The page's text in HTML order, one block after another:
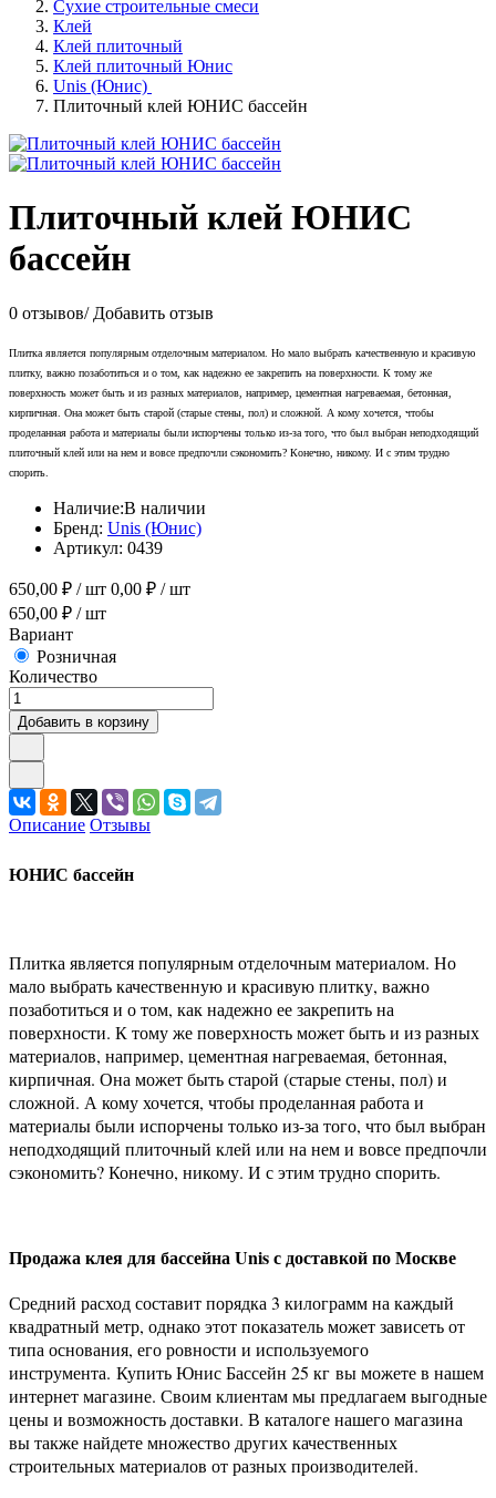
Сухие строительные смеси
Клей
Клей плиточный
Клей плиточный Юнис
Unis (Юнис)
Плиточный клей ЮНИС бассейн
Плиточный клей ЮНИС
бассейн
0 отзывов/ Добавить отзыв
Плитка является популярным отделочным материалом. Но мало выбрать качественную и красивую
плитку, важно позаботиться и о том, как надежно ее закрепить на поверхности. К тому же
поверхность может быть и из разных материалов, например, цементная нагреваемая, бетонная,
кирпичная. Она может быть старой (старые стены, пол) и сложной. А кому хочется, чтобы
проделанная работа и материалы были испорчены только из-за того, что был выбран неподходящий
плиточный клей или на нем и вовсе предпочли сэкономить? Конечно, никому. И с этим трудно
спорить.
Наличие:В наличии
Бренд: Unis (Юнис)
Артикул: 0439
650,00 ₽ / шт 0,00 ₽ / шт
650,00 ₽ / шт
Вариант
Розничная
Количество
Добавить в корзину
Описание Отзывы
ЮНИС бассейн
Плитка является популярным отделочным материалом. Но
мало выбрать качественную и красивую плитку, важно
позаботиться и о том, как надежно ее закрепить на
поверхности. К тому же поверхность может быть и из разных
материалов, например, цементная нагреваемая, бетонная,
кирпичная. Она может быть старой (старые стены, пол) и
сложной. А кому хочется, чтобы проделанная работа и
материалы были испорчены только из-за того, что был выбран
неподходящий плиточный клей или на нем и вовсе предпочли
сэкономить? Конечно, никому. И с этим трудно спорить.
Продажа клея для бассейна Unis с доставкой по Москве
Средний расход составит порядка 3 килограмм на каждый
квадратный метр, однако этот показатель может зависеть от
типа основания, его ровности и используемого
инструмента. Купить Юнис Бассейн 25 кг вы можете в нашем
интернет магазине. Своим клиентам мы предлагаем выгодные
цены и возможность доставки. В каталоге нашего магазина
вы также найдете множество других качественных
строительных материалов от разных производителей.